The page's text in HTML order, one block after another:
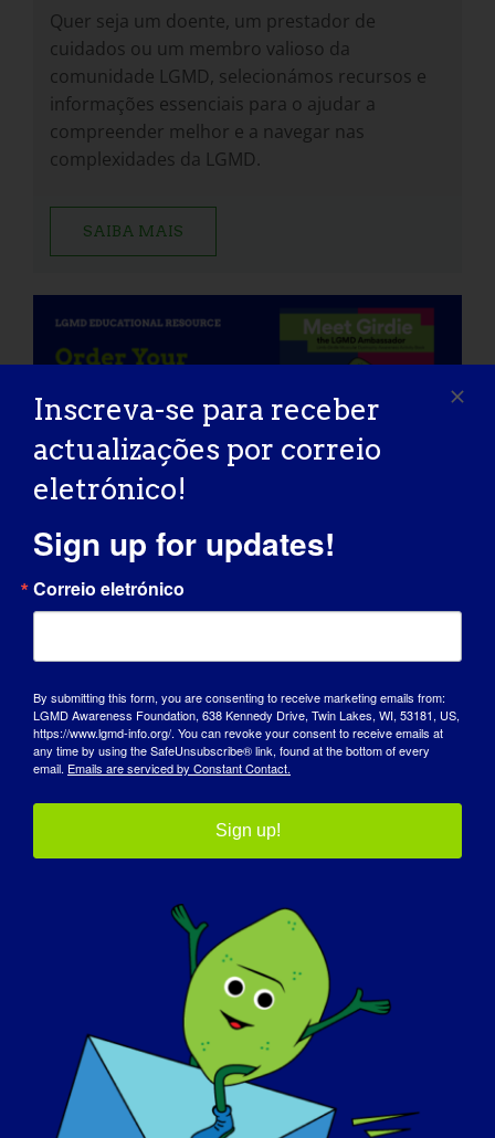
Quer seja um doente, um prestador de
cuidados ou um membro valioso da
comunidade LGMD, selecionámos recursos e
informações essenciais para o ajudar a
compreender melhor e a navegar nas
complexidades da LGMD.
SAIBA MAIS
MUSCULAR DA CINTURA
ESCAPULAR (LGMD)
A distrofia muscular da cintura escapular (LGMD) é
um termo que designa um grupo de doenças raras
que causam fraqueza e perda de massa muscular
afectados são os que estão mais próximos do
corpo (músculos proximais), especificamente os
músculos dos ombros, dos braços, da zona pélvica
VER MAIS FACTOS SOBRE A LGMD
Inscreva-se para receber
actualizações por correio
eletrónico!
Sign up for updates!
Correio eletrónico
By submitting this form, you are consenting to receive marketing emails from:
LGMD Awareness Foundation, 638 Kennedy Drive, Twin Lakes, WI, 53181, US,
https://www.lgmd-info.org/. You can revoke your consent to receive emails at
any time by using the SafeUnsubscribe® link, found at the bottom of every
email. Emails are serviced by Constant Contact.
Sign up!